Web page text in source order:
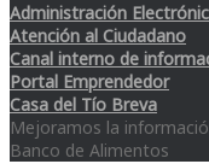
Administración
Atención al Ciudadano
Canal interno de
Portal Emprendedor
Casa del Tío Breva
Mejoramos la
Banco de Alimentos